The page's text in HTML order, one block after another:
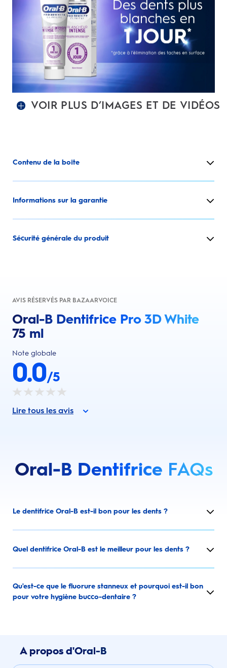
VOIR PLUS D’IMAGES ET DE VIDÉOS
Contenu de la boîte
Informations sur la garantie
Sécurité générale du produit
AVIS RÉSERVÉS PAR BAZAARVOICE
Oral-B Dentifrice Pro 3D White
75 ml
Note globale
0.0/5
Lire tous les avis
Oral-B Dentifrice FAQs
Le dentifrice Oral-B est-il bon pour les dents ?
Quel dentifrice Oral-B est le meilleur pour les dents ?
Qu'est-ce que le fluorure stanneux et pourquoi est-il bon
pour votre hygiène bucco-dentaire ?
A propos d'Oral-B